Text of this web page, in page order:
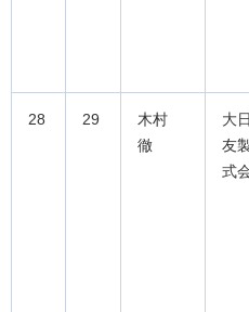
28 29
木村
徹
大
友
式